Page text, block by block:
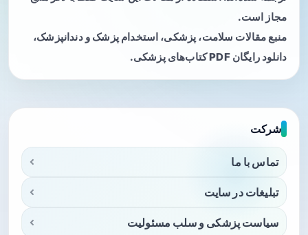
مجاز است.
منبع مقالات سلامت، پزشکی، استخدام پزشک و دندانپزشک،
دانلود رایگان PDF کتاب‌های پزشکی.
شرکت
تماس با ما
تبلیغات در سایت
سیاست پزشکی و سلب مسئولیت